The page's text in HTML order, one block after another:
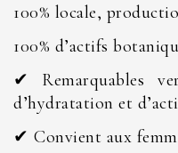
100% locale,
100% d’actifs
✔ Remarquables
d’hydratation et
✔ Convient aux